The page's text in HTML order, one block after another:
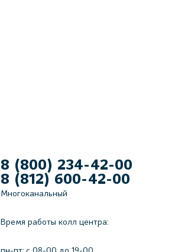
8 (800) 234-42-00
8 (812) 600-42-00
Многоканальный
Время работы колл центра: